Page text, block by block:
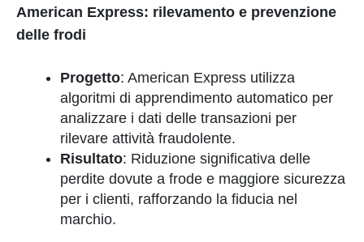
American Express: rilevamento e prevenzione
delle frodi
Progetto: American Express utilizza
algoritmi di apprendimento automatico per
analizzare i dati delle transazioni per
rilevare attività fraudolente.
Risultato: Riduzione significativa delle
perdite dovute a frode e maggiore sicurezza
per i clienti, rafforzando la fiducia nel
marchio.